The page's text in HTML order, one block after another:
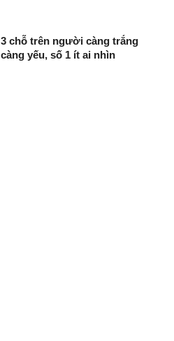
3 chỗ trên người càng trắng
càng yếu, số 1 ít ai nhìn